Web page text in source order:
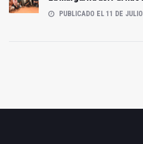
PUBLICADO EL 11 DE